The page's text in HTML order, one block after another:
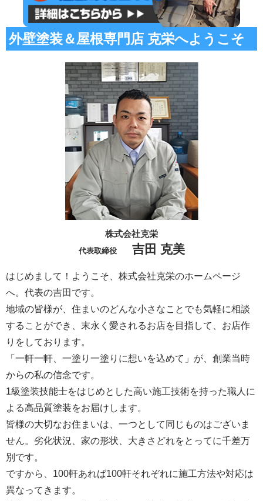
外壁塗装＆屋根専門店 克栄へようこそ
株式会社克栄
代表取締役 吉田 克美
はじめまして！ようこそ、株式会社克栄のホームページ
へ。代表の吉田です。
地域の皆様が、住まいのどんな小さなことでも気軽に相談
することができ、末永く愛されるお店を目指して、お店作
りをしております。
「一軒一軒、一塗り一塗りに想いを込めて」が、創業当時
からの私の信念です。
1級塗装技能士をはじめとした高い施工技術を持った職人に
よる高品質塗装をお届けします。
皆様の大切なお住まいは、一つとして同じものはございま
せん。劣化状況、家の形状、大きさどれをとってに千差万
別です。
ですから、100軒あれば100軒それぞれに施工方法や対応は
異なってきます。